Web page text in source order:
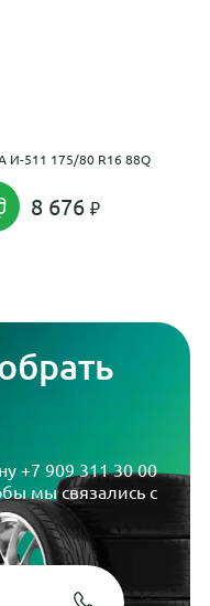
И-511 175/80 R16 88Q
8 676
+7 909 311 30 00
мы связались с